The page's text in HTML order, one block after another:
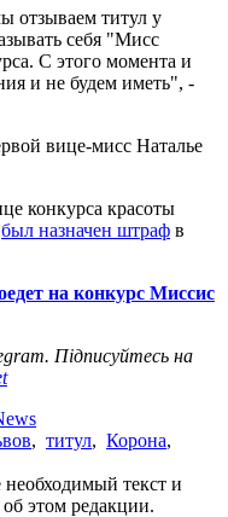
отзываем титул у
себя "Мисс
С этого момента и
и не будем иметь", -
вице-мисс Наталье
конкурса красоты
был назначен штраф в
на конкурс Миссис
Підписуйтесь на
, титул, Корона,
текст и
этом редакции.